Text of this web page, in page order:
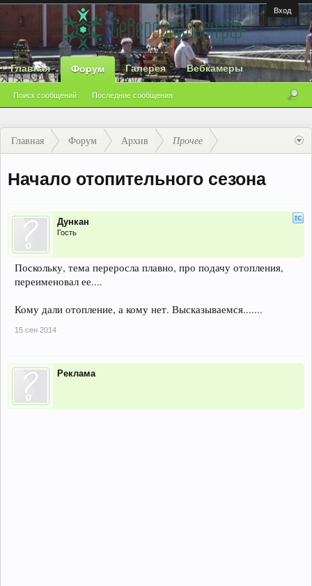
Вход
Главная Форум
Поиск сообщений Последние сообщения
Галерея Вебкамеры
Главная Форум Архив Прочее
Начало отопительного сезона
Дункан
Гость
Поскольку, тема переросла плавно, про подачу отопления,
переименовал ее....
Кому дали отопление, а кому нет. Высказываемся.......
15 сен 2014
Реклама